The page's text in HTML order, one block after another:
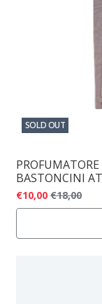
SOLD OUT
BASTONCINI
€10,00 €18,00